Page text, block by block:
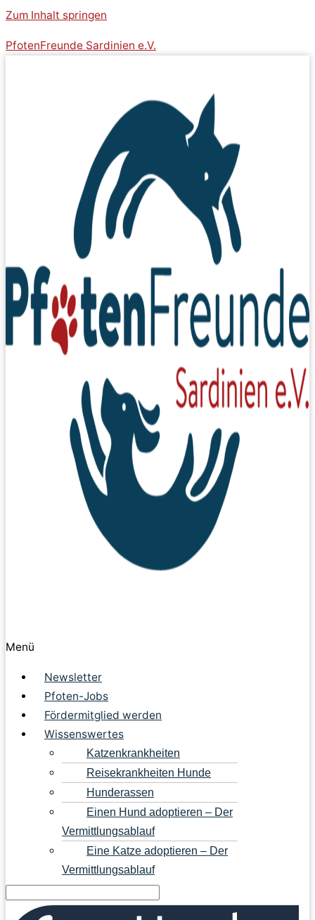
Zum Inhalt springen
PfotenFreunde Sardinien e.V.
Menü
Newsletter
Pfoten-Jobs
Fördermitglied werden
Wissenswertes
Katzenkrankheiten
Reisekrankheiten Hunde
Hunderassen
Einen Hund adoptieren – Der
Vermittlungsablauf
Eine Katze adoptieren – Der
Vermittlungsablauf